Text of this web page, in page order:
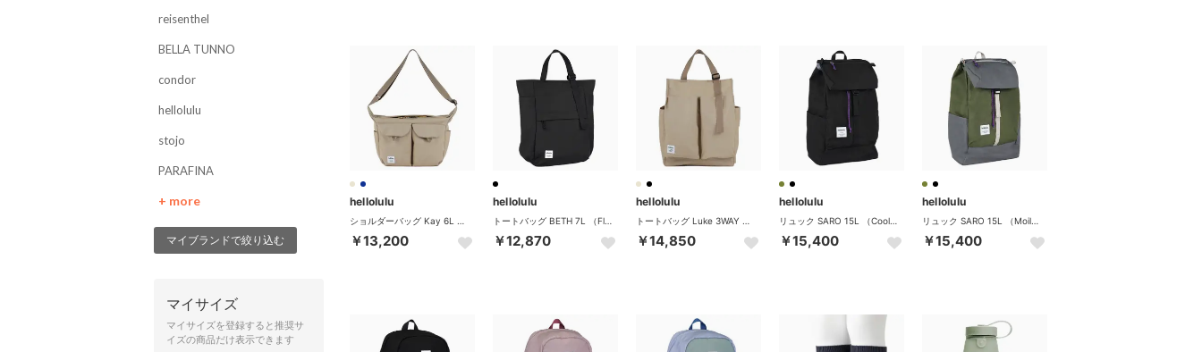
reisenthel
BELLA TUNNO
condor
hellolulu
stojo
PARAFINA
+ more
マイブランドで絞り込む
マイサイズ
マイサイズを登録すると推奨サ
イズの商品だけ表示できます
hellolulu
￥13,200
hellolulu
￥12,870
hellolulu
￥14,850
hellolulu
￥15,400
hellolulu
￥15,400